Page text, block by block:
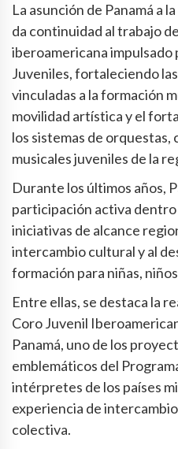
La asunción de Panamá a
da continuidad al trabajo
iberoamericana
Juveniles, fortaleciendo
vinculadas a la formación
movilidad artística y el
los sistemas de orquestas,
musicales juveniles de la
Durante los últimos años,
participación activa
iniciativas de alcance
intercambio cultural y al
formación para niñas,
Entre ellas, se destaca la
Coro Juvenil
Panamá, uno de los
emblemáticos del
intérpretes de los países
experiencia de
colectiva.